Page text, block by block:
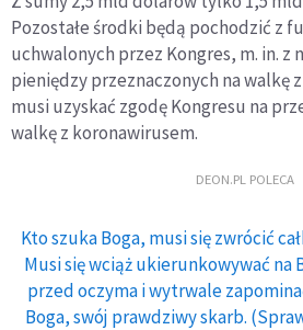
Pozostałe środki będą pochodzić z
uchwalonych przez Kongres, m. in. z
pieniędzy przeznaczonych na walkę
musi uzyskać zgodę Kongresu na
walkę z koronawirusem.
DEON.PL POLECA
Kto szuka Boga, musi się zwrócić
Musi się wciąż ukierunkowywać na
przed oczyma i wytrwale
Boga, swój prawdziwy skarb.